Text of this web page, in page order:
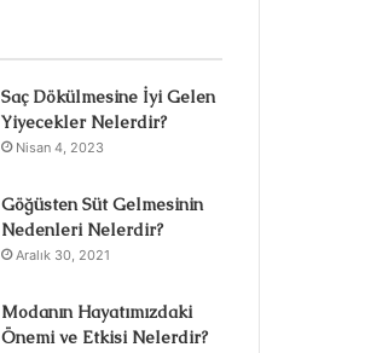
Saç Dökülmesine İyi Gelen
Yiyecekler Nelerdir?
Nisan 4, 2023
Göğüsten Süt Gelmesinin
Nedenleri Nelerdir?
Aralık 30, 2021
Modanın Hayatımızdaki
Önemi ve Etkisi Nelerdir?